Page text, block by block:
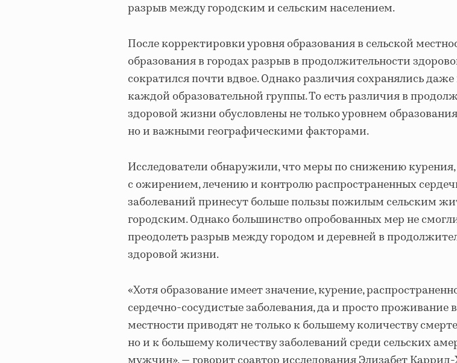
разрыв между городским и сельским населением.
После корректировки уровня образования в сельской
образования в городах разрыв в продолжительности
сократился почти вдвое. Однако различия сохранялись
каждой образовательной группы. То есть различия в
здоровой жизни обусловлены не только уровнем
но и важными географическими факторами.
Исследователи обнаружили, что меры по снижению курения,
с ожирением, лечению и контролю распространенных
заболеваний принесут больше пользы пожилым сельским
городским. Однако большинство опробованных мер не
преодолеть разрыв между городом и деревней в
здоровой жизни.
«Хотя образование имеет значение, курение,
сердечно-сосудистые заболевания, да и просто проживание
местности приводят не только к большему количеству
но и к большему количеству заболеваний среди сельских